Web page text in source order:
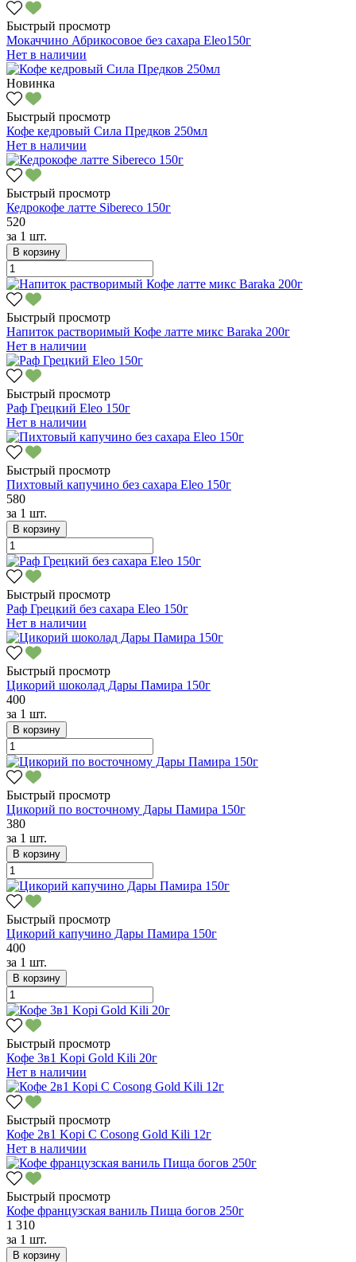
Быстрый просмотр
Мокаччино Абрикосовое без сахара Eleo150г
Нет в наличии
Новинка
Быстрый просмотр
Кофе кедровый Сила Предков 250мл
Нет в наличии
Быстрый просмотр
Кедрокофе латте Sibereco 150г
520
за 1 шт.
В корзину
Быстрый просмотр
Напиток растворимый Кофе латте микс Baraka 200г
Нет в наличии
Быстрый просмотр
Раф Грецкий Eleo 150г
Нет в наличии
Быстрый просмотр
Пихтовый капучино без сахара Eleo 150г
580
за 1 шт.
В корзину
Быстрый просмотр
Раф Грецкий без сахара Eleo 150г
Нет в наличии
Быстрый просмотр
Цикорий шоколад Дары Памира 150г
400
за 1 шт.
В корзину
Быстрый просмотр
Цикорий по восточному Дары Памира 150г
380
за 1 шт.
В корзину
Быстрый просмотр
Цикорий капучино Дары Памира 150г
400
за 1 шт.
В корзину
Быстрый просмотр
Кофе 3в1 Kopi Gold Kili 20г
Нет в наличии
Быстрый просмотр
Кофе 2в1 Kopi C Cosong Gold Kili 12г
Нет в наличии
Быстрый просмотр
Кофе французская ваниль Пища богов 250г
1 310
за 1 шт.
В корзину